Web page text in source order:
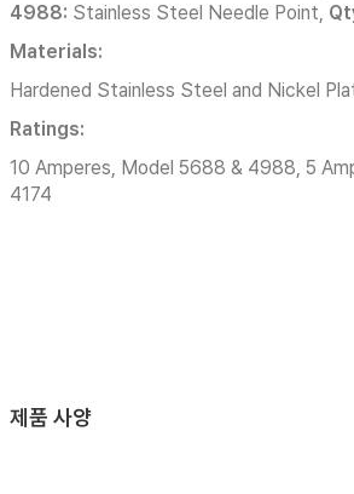
4988: Stainless Steel Needle Point,
Materials:
Hardened Stainless Steel and Nickel
Ratings:
10 Amperes, Model 5688 & 4988, 5
4174
제품 사양